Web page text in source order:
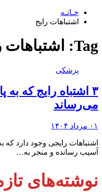
خـانـه
اشتباهات رایج
Tag: اشتباهات
پزشکی
۳ اشتباه رایج که
می‌رساند
۰۱ مرداد ۱۴۰۴
اشتباهات رایجی وجود دارد
آسیب رسانده و منجر به…
نوشته‌های